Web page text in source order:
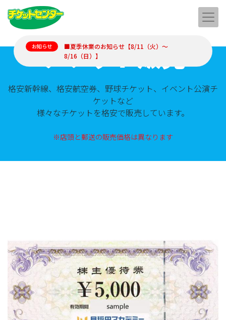
お知らせ
■夏季休業のお知らせ【8/11（火）～
8/16（日）】
チケット販売
格安新幹線、格安航空券、野球チケット、イベント公演チ
ケットなど
様々なチケットを格安で販売しています。
※店頭と郵送の販売価格は異なります